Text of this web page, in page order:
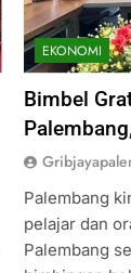
EKONOMI
Bimbel
Palembang
pelajar dan
Palembang